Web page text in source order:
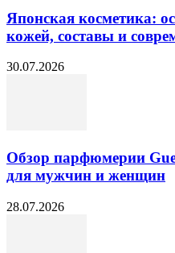
Японская косметика:
кожей, составы и
30.07.2026
Обзор парфюмерии
для мужчин и женщин
28.07.2026